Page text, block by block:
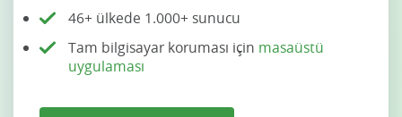
46+ ülkede 1.000+ sunucu
Tam bilgisayar koruması için masaüstü
uygulaması